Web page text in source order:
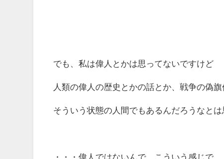
でも、私は偉人とかは思ってないですけど
人類の偉人の歴史とかの話とか、戦争の偽旗
そういう状態の人間でもあるんだろうなとは
・・・偉人ではないんで、こういう感じで